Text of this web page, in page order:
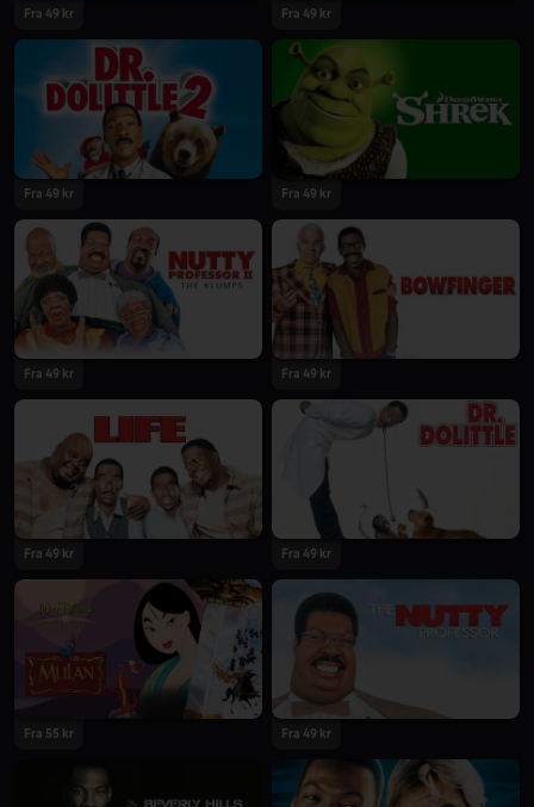
Fra 49 kr Fra 49 kr
Fra 49 kr Fra 49 kr
Fra 49 kr Fra 49 kr
Fra 49 kr Fra 49 kr
Fra 55 kr Fra 49 kr